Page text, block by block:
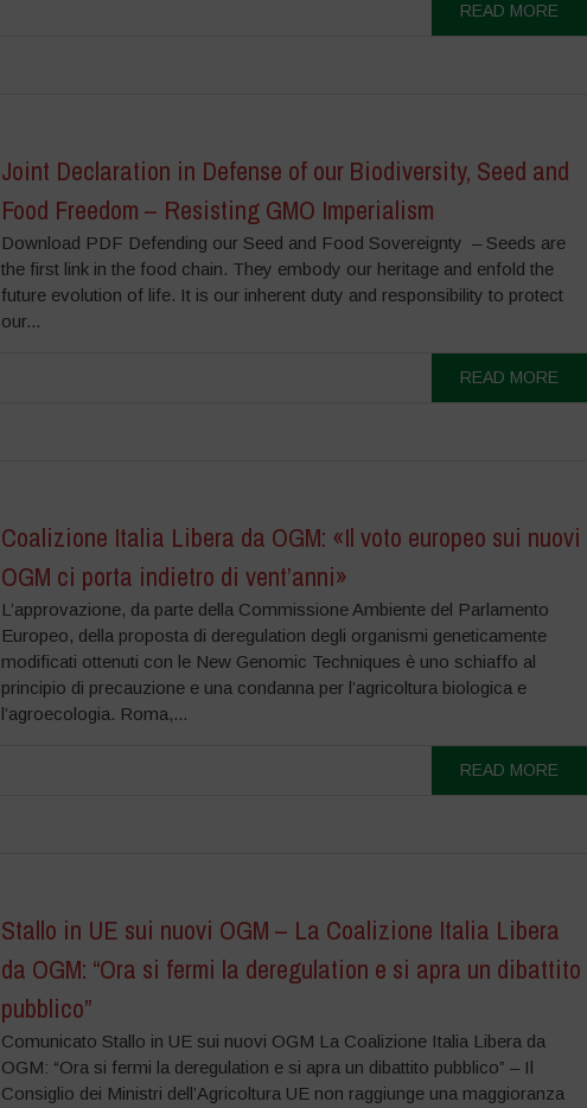
READ MORE
Joint Declaration in Defense of our Biodiversity, Seed and
Food Freedom – Resisting GMO Imperialism
Download PDF Defending our Seed and Food Sovereignty – Seeds are
the first link in the food chain. They embody our heritage and enfold the
future evolution of life. It is our inherent duty and responsibility to protect
our...
READ MORE
Coalizione Italia Libera da OGM: «Il voto europeo sui nuovi
OGM ci porta indietro di vent’anni»
L’approvazione, da parte della Commissione Ambiente del Parlamento
Europeo, della proposta di deregulation degli organismi geneticamente
modificati ottenuti con le New Genomic Techniques è uno schiaffo al
principio di precauzione e una condanna per l’agricoltura biologica e
l’agroecologia. Roma,...
READ MORE
Stallo in UE sui nuovi OGM – La Coalizione Italia Libera
da OGM: “Ora si fermi la deregulation e si apra un dibattito
pubblico”
Comunicato Stallo in UE sui nuovi OGM La Coalizione Italia Libera da
OGM: “Ora si fermi la deregulation e si apra un dibattito pubblico” – Il
Consiglio dei Ministri dell’Agricoltura UE non raggiunge una maggioranza